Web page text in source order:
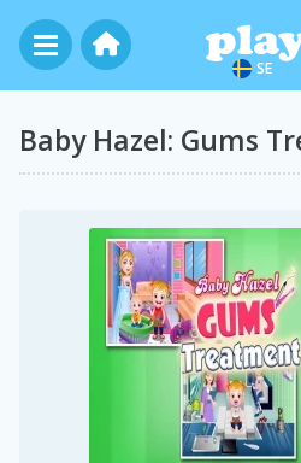
SE
Baby Hazel: Gums